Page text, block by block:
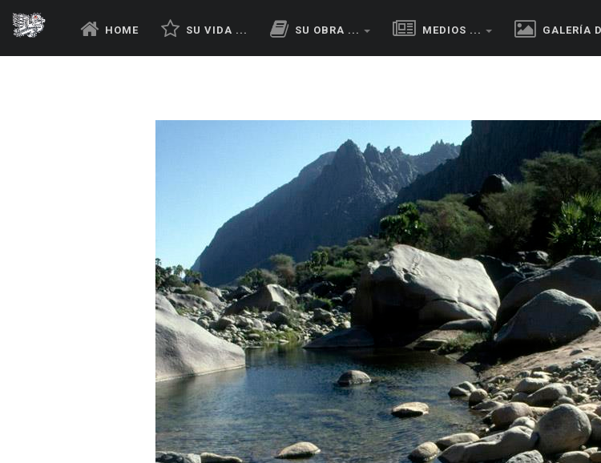
HOME SU VIDA ... SU OBRA ... MEDIOS ... GALERÍA